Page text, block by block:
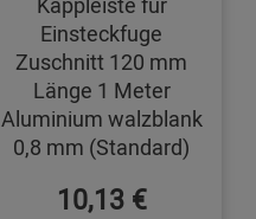
Einsteckfuge
Zuschnitt 120 mm
Länge 1 Meter
Aluminium walzblank
0,8 mm (Standard)
10,13 €